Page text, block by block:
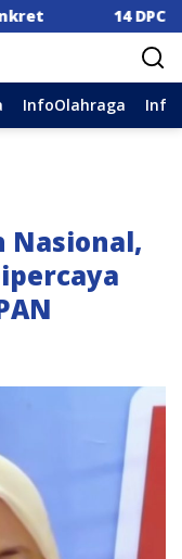
DPC Terima SK
InfoOlahraga
Nasional,